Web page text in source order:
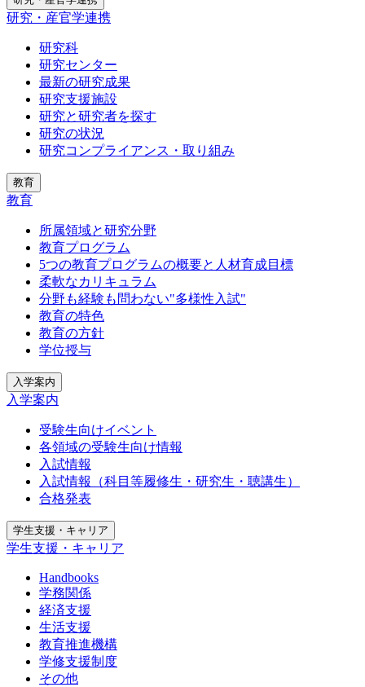
研究・産官学連携
研究科
研究センター
最新の研究成果
研究支援施設
研究と研究者を探す
研究の状況
研究コンプライアンス・取り組み
教育
教育
所属領域と研究分野
教育プログラム
5つの教育プログラムの概要と人材育成目標
柔軟なカリキュラム
分野も経験も問わない"多様性入試"
教育の特色
教育の方針
学位授与
入学案内
入学案内
受験生向けイベント
各領域の受験生向け情報
入試情報
入試情報（科目等履修生・研究生・聴講生）
合格発表
学生支援・キャリア
学生支援・キャリア
Handbooks
学務関係
経済支援
生活支援
教育推進機構
学修支援制度
その他